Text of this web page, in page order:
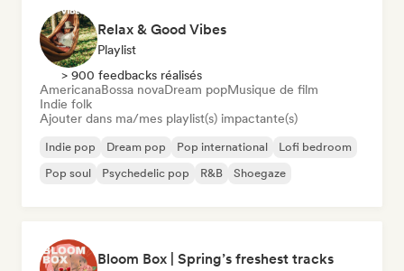
Relax & Good Vibes
Playlist
> 900 feedbacks réalisés
AmericanaBossa novaDream popMusique de film
Indie folk
Ajouter dans ma/mes playlist(s) impactante(s)
Indie pop Dream pop Pop international
Lofi bedroom
Pop soul
Psychedelic pop R&B Shoegaze
Bloom Box | Spring’s freshest tracks